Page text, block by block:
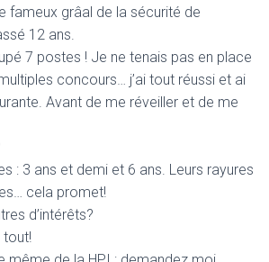
fameux grâal de la sécurité de
12 ans.
7 postes ! Je ne tenais pas en place
concours… j’ai tout réussi et ai
Avant de me réveiller et de me
: 3 ans et demi et 6 ans. Leurs rayures
cela promet!
d’intérêts?
tout!